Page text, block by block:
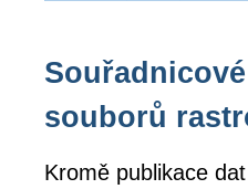
souborů
Kromě publikace